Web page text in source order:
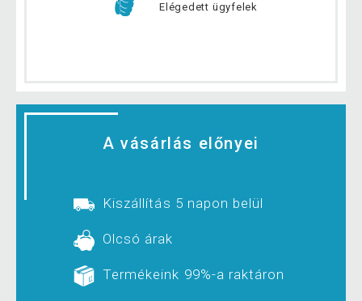
Elégedett ügyfelek
A vásárlás előnyei
Kiszállítás 5 napon belül
Olcsó árak
Termékeink 99%-a raktáron